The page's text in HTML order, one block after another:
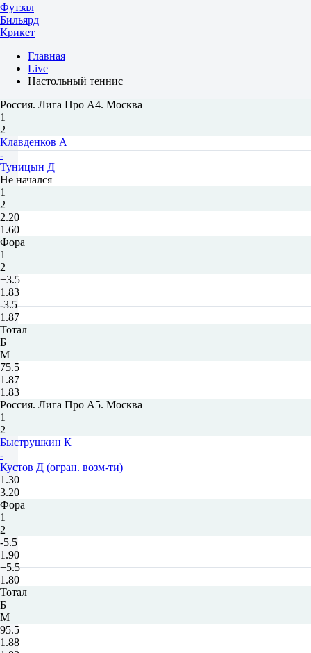
Футзал
Бильярд
Крикет
Главная
Live
Настольный теннис
Россия. Лига Про А4. Москва
1
2
Клавденков А
-
Туницын Д
Не начался
1
2
2.20
1.60
Фора
1
2
+3.5
1.83
-3.5
1.87
Тотал
Б
М
75.5
1.87
1.83
Россия. Лига Про А5. Москва
1
2
Быструшкин К
-
Кустов Д (огран. возм-ти)
1.30
3.20
Фора
1
2
-5.5
1.90
+5.5
1.80
Тотал
Б
М
95.5
1.88